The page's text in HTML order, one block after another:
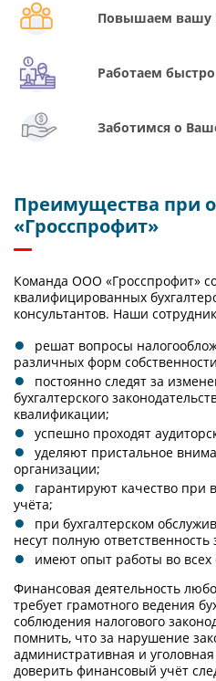
Повышаем вашу
Работаем
Заботимся о
Преимущества при
«Гросспрофит»
Команда ООО «Гросспрофит»
квалифицированных
консультантов. Наши
решат вопросы
различных форм
постоянно следят за
бухгалтерского
квалификации;
успешно проходят
уделяют пристальное
организации;
гарантируют качество при
учёта;
при бухгалтерском
несут полную ответственность
имеют опыт работы во всех
Финансовая деятельность
требует грамотного ведения
соблюдения налогового
помнить, что за нарушение
административная и
доверить финансовый учёт